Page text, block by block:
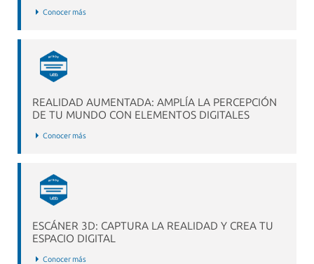
Conocer más
REALIDAD AUMENTADA: AMPLÍA LA PERCEPCIÓN
DE TU MUNDO CON ELEMENTOS DIGITALES
Conocer más
ESCÁNER 3D: CAPTURA LA REALIDAD Y CREA TU
ESPACIO DIGITAL
Conocer más